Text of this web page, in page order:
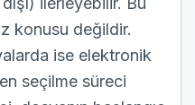
konusu değildir.
ise elektronik
seçilme süreci